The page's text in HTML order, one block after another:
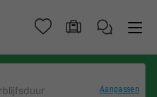
Aanpassen